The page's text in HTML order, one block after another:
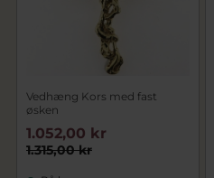
Vedhæng Kors med fast
øsken
1.315,00 kr
1.052,00 kr